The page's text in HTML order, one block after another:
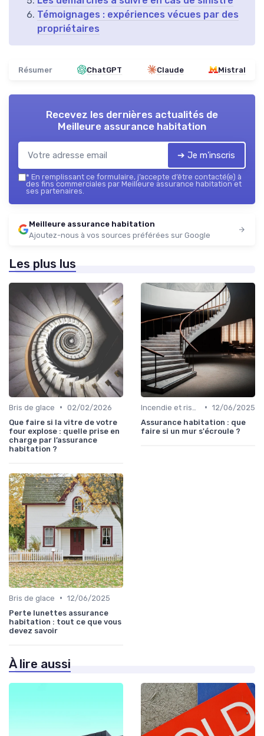
Témoignages : expériences vécues par des
propriétaires
Résumer ChatGPT Claude Mistral
Recevez les dernières actualités de
Meilleure assurance habitation
➔ Je m'inscris
* En remplissant ce formulaire, j’accepte d’être contacté(e) à
des fins commerciales par Meilleure assurance habitation et
ses partenaires.
Meilleure assurance habitation
Ajoutez-nous à vos sources préférées sur Google
Les plus lus
Bris de glace • 02/02/2026
Que faire si la vitre de votre
four explose : quelle prise en
charge par l’assurance
habitation ?
• 12/06/2025
Assurance habitation : que
faire si un mur s'écroule ?
Bris de glace • 12/06/2025
Perte lunettes assurance
habitation : tout ce que vous
devez savoir
À lire aussi